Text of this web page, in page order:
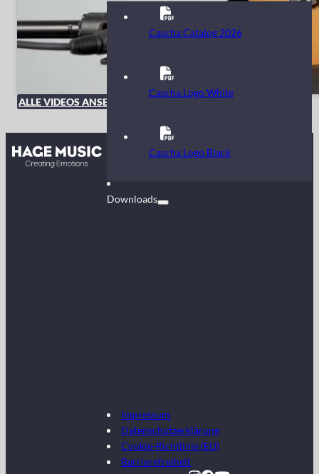
ALLE VIDEOS ANSEHEN
Kontakt
Downloads
Cascha Catalog 2026
Cascha Logo White
Cascha Logo Black
Impressum
Datenschutzerklärung
Cookie-Richtlinie (EU)
Barrierefreiheit